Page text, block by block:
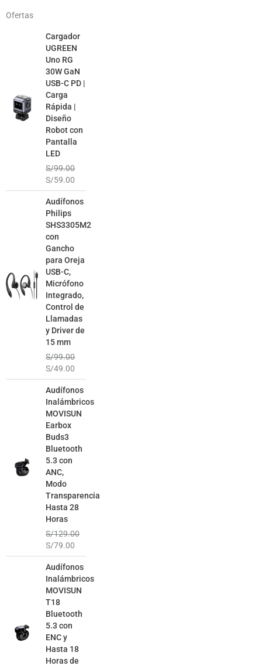
Ofertas
Cargador
UGREEN
Uno RG
30W GaN
USB-C PD |
Carga
Rápida |
Diseño
Robot con
Pantalla
LED
S/99.00
precio
S/59.00
Audífonos
Philips
SHS3305M2
con
Gancho
para Oreja
USB-C,
Micrófono
Integrado,
Control de
Llamadas
y Driver de
15 mm
S/99.00
precio
original
S/99.00.
S/49.00
Audífonos
Inalámbricos
MOVISUN
Earbox
Buds3
Bluetooth
5.3 con
ANC,
Modo
Transparencia
Hasta 28
Horas
S/129.00
precio
era:
S/129.00.
S/79.00
precio
Audífonos
Inalámbricos
MOVISUN
T18
Bluetooth
5.3 con
ENC y
Hasta 18
Horas de
precio
S/99.00.
precio
S/49.00.